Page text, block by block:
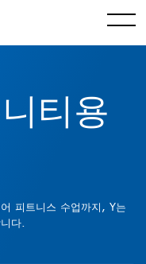
티용
피트니스 수업까지, Y는
다.